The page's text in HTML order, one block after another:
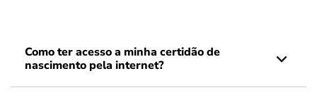
Como ter acesso a minha certidão de
nascimento pela internet?